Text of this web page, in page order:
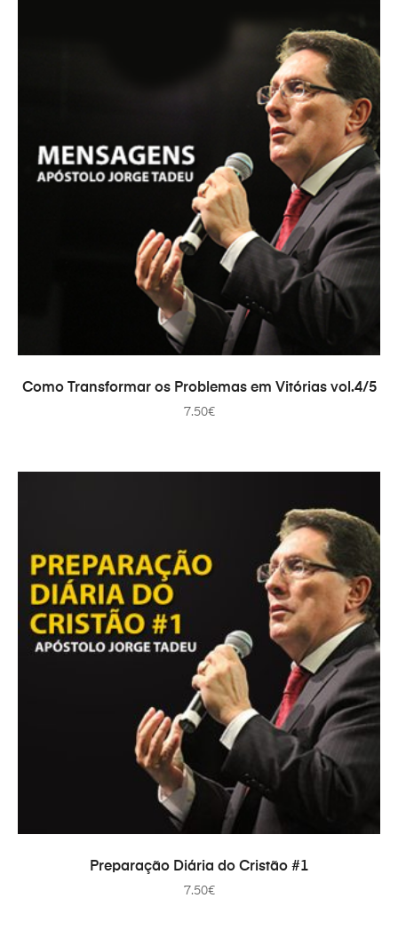
ADAUGĂ ÎN COȘ
Como Transformar os Problemas em Vitórias vol.4/5
7.50€
ADAUGĂ ÎN COȘ
Preparação Diária do Cristão #1
7.50€